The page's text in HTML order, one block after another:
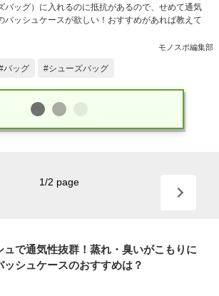
バッグ）に入れるのに抵抗があるので、せめて通気
バッシュケースが欲しい！おすすめがあれば教えて
モノスポ編集部
バッグ シューズバッグ
1/2 page
ュで通気性抜群！蒸れ・臭いがこもりに
ッシュケースのおすすめは？